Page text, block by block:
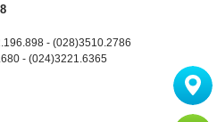
- (028)3510.2786
- (024)3221.6365